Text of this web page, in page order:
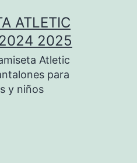
ATLETIC
2025
Atletic
para
y niños